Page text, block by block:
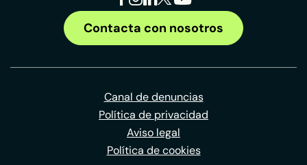
Contacta con nosotros
Canal de denuncias
Política de privacidad
Aviso legal
Política de cookies